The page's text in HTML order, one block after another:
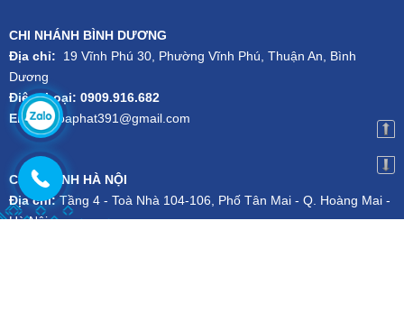
CHI NHÁNH BÌNH DƯƠNG
Địa chỉ: 19 Vĩnh Phú 30, Phường Vĩnh Phú, Thuận An, Bình
Dương
Điện thoại: 0909.916.682
Email:hoaphat391@gmail.com
CHI NHÁNH HÀ NỘI
Địa chỉ:Tầng 4 - Toà Nhà 104-106, Phố Tân Mai - Q. Hoàng Mai -
Hà Nội